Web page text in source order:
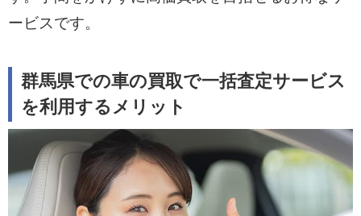
ービスです。
群馬県での車の買取で一括査定サービス
を利用するメリット